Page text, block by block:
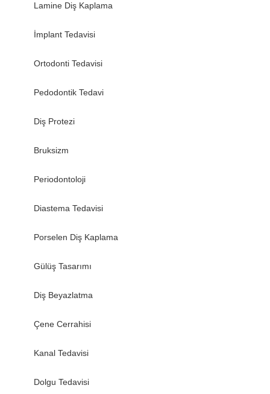
Lamine Diş Kaplama
İmplant Tedavisi
Ortodonti Tedavisi
Pedodontik Tedavi
Diş Protezi
Bruksizm
Periodontoloji
Diastema Tedavisi
Porselen Diş Kaplama
Gülüş Tasarımı
Diş Beyazlatma
Çene Cerrahisi
Kanal Tedavisi
Dolgu Tedavisi